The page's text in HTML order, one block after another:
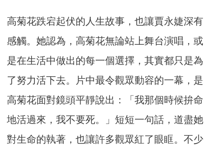
高菊花跌宕起伏的人生故事，也讓賈永婕深有
感觸。她認為，高菊花無論站上舞台演唱，或
是在生活中做出的每一個選擇，其實都只是為
了努力活下去。片中最令觀眾動容的一幕，是
高菊花面對鏡頭平靜說出：「我那個時候拚命
地活過來，我不要死。」短短一句話，道盡她
對生命的執著，也讓許多觀眾紅了眼眶。不少